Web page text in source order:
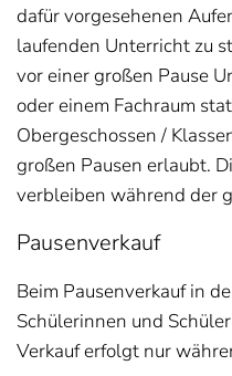
dafür vorgesehenen
laufenden Unterricht zu
vor einer großen Pause
oder einem Fachraum
Obergeschossen /
großen Pausen erlaubt.
verbleiben während der
Pausenverkauf
Beim Pausenverkauf in
Schülerinnen und
Verkauf erfolgt nur